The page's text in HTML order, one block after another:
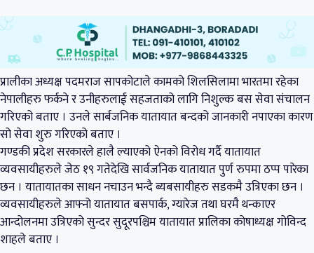
प्रालीका अध्यक्ष पदमराज सापकोटाले कामको शिलसिलामा भारतमा रहेका
नेपालीहरु फर्कने र उनीहरुलाई सहजताको लागि निशुल्क बस सेवा संचालन
गरिएको बताए । उनले सार्बजनिक यातायात बन्दको जानकारी नपाएका कारण
सो सेवा शुरु गरिएको बताए ।
गण्डकी प्रदेश सरकारले हालै ल्याएको ऐनको विरोध गर्दै यातायात
व्यवसायीहरुले जेठ १९ गतेदेखि सार्वजनिक यातायात पुर्ण रुपमा ठप्प पारेका
छन । यातायातका साधन नचाउन भन्दै ब्यबसायीहरु सडकमै उत्रिएका छन ।
व्यवसायीहरुले आफ्नो यातायात बसपार्क, ग्यारेज तथा घरमै थन्काएर
आन्दोलनमा उत्रिएको सुन्दर सुदूरपश्चिम यातायात प्रालिका कोषाध्यक्ष गोविन्द
शाहले बताए ।